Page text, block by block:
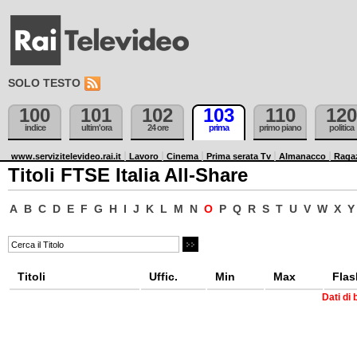
SOLO TESTO
100
indice
101
ultim'ora
102
24 ore
103
prima
110
primo piano
120
politica
www.servizitelevideo.rai.it Lavoro Cinema Prima serata Tv Almanacco
Titoli FTSE Italia All-Share
A B C D E F G H I J K L M N O P Q R S T U V W X Y
Titoli Uffic. Min Max
Dati di